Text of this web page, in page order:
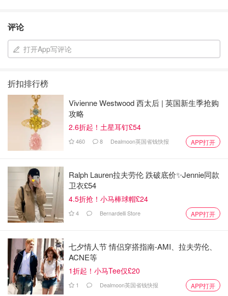
评论
打开App写评论
折扣排行榜
Vivienne Westwood 西太后 | 英国新生季抢购
攻略
2.6折起！土星耳钉£54
460 8 Dealmoon英国省钱快报 APP打开
Ralph Lauren拉夫劳伦 跌破底价✨Jennie同款
卫衣£54
4.5折抢！小马棒球帽£24
4 Bernardelli Store APP打开
七夕情人节 情侣穿搭指南-AMI、拉夫劳伦、
ACNE等
1折起！小马Tee仅£20
1 Dealmoon英国省钱快报 APP打开